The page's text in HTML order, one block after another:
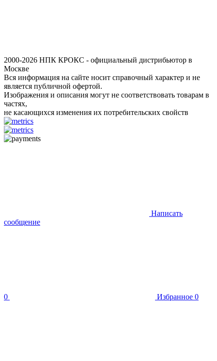
2000-2026 НПК КРОКС - официальный дистрибьютор в
Москве
Вся информация на сайте носит справочный характер и не
является публичной офертой.
Изображения и описания могут не соответствовать товарам в
частях,
не касающихся изменения их потребительских свойств
Написать
сообщение
0 Избранное 0